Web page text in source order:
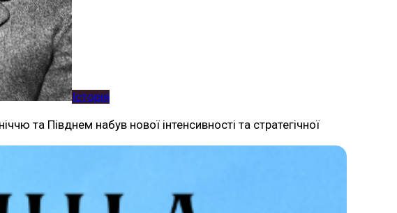
Історія
та Півднем набув нової інтенсивності та стратегічної